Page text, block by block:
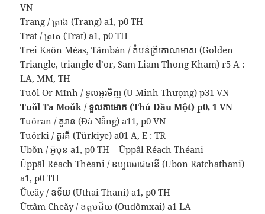
VN
Trang / ត្រាង (Trang) a1, p0 TH
Trat / ត្រាត (Trat) a1, p0 TH
Trei Kaôn Méas, Tâmbán / តំបន់ត្រីកោណមាស (Golden
Triangle, triangle d’or, Sam Liam Thong Kham) r5 A :
LA, MM, TH
Tuŏl Or Mĭnh / ទួលអូរមិញ (U Minh Thượng) p31 VN
Tuŏl Ta Moŭk / ទួលតាមោក (Thủ Dầu Một) p0, 1 VN
Tuŏran / តួរាន (Đà Nẵng) a11, p0 VN
Tuŏrki / តួរគី (Türkiye) a01 A, E : TR
Ubŏn / អ៊ូបុន a1, p0 TH – Ŭppâl Réach Théani
Ŭppâl Réach Théani / ឧប្បលរាជធានី (Ubon Ratchathani)
a1, p0 TH
Ŭteăy / ឧទ័យ (Uthai Thani) a1, p0 TH
Ŭttâm Cheăy / ឧត្តមជ័យ (Oudômxai) a1 LA